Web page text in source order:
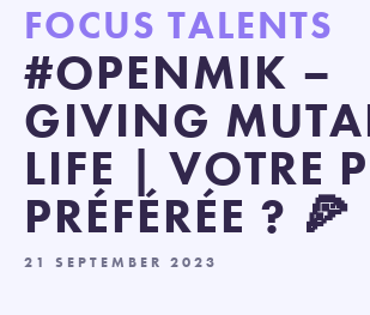
FOCUS TALENTS
#OPENMIK –
GIVING
LIFE | VOTRE
PRÉFÉRÉE ? 🍕
21 SEPTEMBER 2023